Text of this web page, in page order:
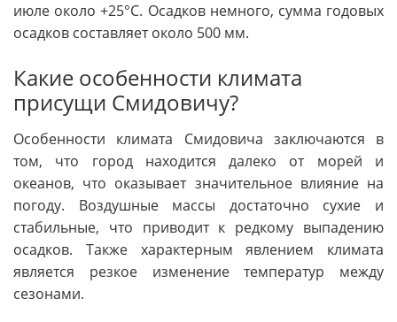
июле около +25°C. Осадков немного, сумма годовых
осадков составляет около 500 мм.
Какие особенности климата
присущи Смидовичу?
Особенности климата Смидовича заключаются в
том, что город находится далеко от морей и
океанов, что оказывает значительное влияние на
погоду. Воздушные массы достаточно сухие и
стабильные, что приводит к редкому выпадению
осадков. Также характерным явлением климата
является резкое изменение температур между
сезонами.